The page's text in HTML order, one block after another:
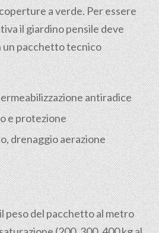
a verde. Per essere
il giardino pensile deve
pacchetto tecnico
antiradice
e protezione
drenaggio aerazione
peso del pacchetto al metro